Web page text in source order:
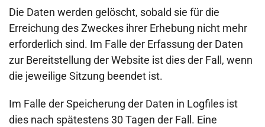
Die Daten werden gelöscht, sobald sie für die
Erreichung des Zweckes ihrer Erhebung nicht mehr
erforderlich sind. Im Falle der Erfassung der Daten
zur Bereitstellung der Website ist dies der Fall, wenn
die jeweilige Sitzung beendet ist.
Im Falle der Speicherung der Daten in Logfiles ist
dies nach spätestens 30 Tagen der Fall. Eine